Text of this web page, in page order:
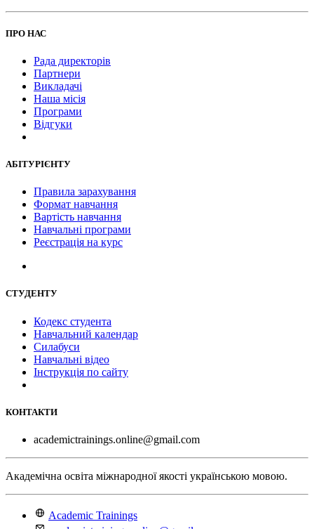
ПРО НАС
Рада директорів
Партнери
Викладачі
Наша місія
Програми
Відгуки
АБІТУРІЄНТУ
Правила зарахування
Формат навчання
Вартість навчання
Навчальні програми
Реєстрація на курс
СТУДЕНТУ
Кодекс студента
Навчальний календар
Силабуси
Навчальні відео
Інструкція по сайту
КОНТАКТИ
academictrainings.online@gmail.com
Академічна освіта міжнародної якості українською мовою.
Academic Trainings